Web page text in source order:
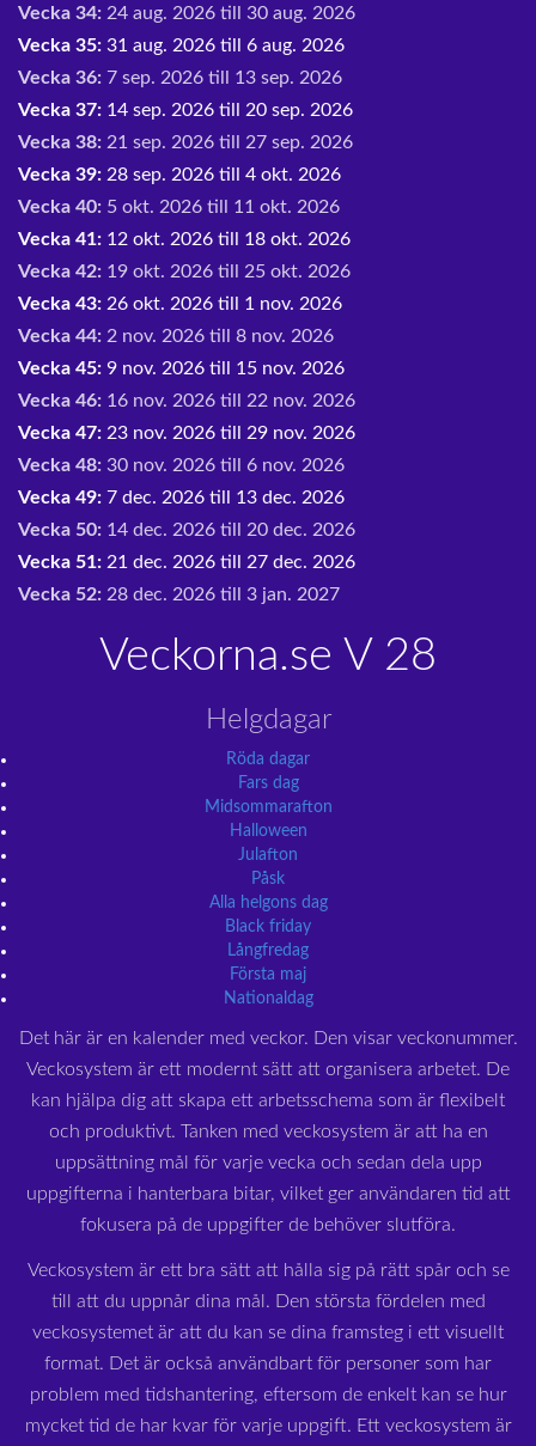
Vecka 34: 24 aug. 2026 till 30 aug. 2026
Vecka 35: 31 aug. 2026 till 6 aug. 2026
Vecka 36: 7 sep. 2026 till 13 sep. 2026
Vecka 37: 14 sep. 2026 till 20 sep. 2026
Vecka 38: 21 sep. 2026 till 27 sep. 2026
Vecka 39: 28 sep. 2026 till 4 okt. 2026
Vecka 40: 5 okt. 2026 till 11 okt. 2026
Vecka 41: 12 okt. 2026 till 18 okt. 2026
Vecka 42: 19 okt. 2026 till 25 okt. 2026
Vecka 43: 26 okt. 2026 till 1 nov. 2026
Vecka 44: 2 nov. 2026 till 8 nov. 2026
Vecka 45: 9 nov. 2026 till 15 nov. 2026
Vecka 46: 16 nov. 2026 till 22 nov. 2026
Vecka 47: 23 nov. 2026 till 29 nov. 2026
Vecka 48: 30 nov. 2026 till 6 nov. 2026
Vecka 49: 7 dec. 2026 till 13 dec. 2026
Vecka 50: 14 dec. 2026 till 20 dec. 2026
Vecka 51: 21 dec. 2026 till 27 dec. 2026
Vecka 52: 28 dec. 2026 till 3 jan. 2027
Veckorna.se V 28
Helgdagar
Röda dagar
Fars dag
Midsommarafton
Halloween
Julafton
Påsk
Alla helgons dag
Black friday
Långfredag
Första maj
Nationaldag
Det här är en kalender med veckor. Den visar veckonummer.
Veckosystem är ett modernt sätt att organisera arbetet. De
kan hjälpa dig att skapa ett arbetsschema som är flexibelt
och produktivt. Tanken med veckosystem är att ha en
uppsättning mål för varje vecka och sedan dela upp
uppgifterna i hanterbara bitar, vilket ger användaren tid att
fokusera på de uppgifter de behöver slutföra.
Veckosystem är ett bra sätt att hålla sig på rätt spår och se
till att du uppnår dina mål. Den största fördelen med
veckosystemet är att du kan se dina framsteg i ett visuellt
format. Det är också användbart för personer som har
problem med tidshantering, eftersom de enkelt kan se hur
mycket tid de har kvar för varje uppgift. Ett veckosystem är